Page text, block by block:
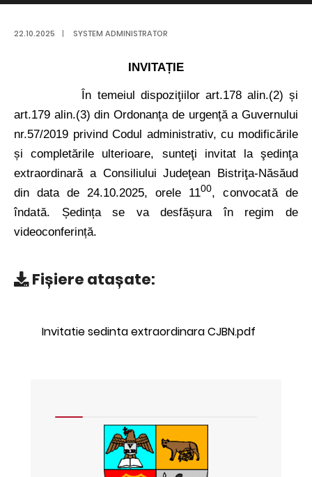
22.10.2025 | SYSTEM ADMINISTRATOR
INVITAȚIE
În temeiul dispoziţiilor art.178 alin.(2) și
art.179 alin.(3) din Ordonanţa de urgenţă a Guvernului
nr.57/2019 privind Codul administrativ, cu modificările
și completările ulterioare,
sunteţi invitat la şedinţa
extraordinară a Consiliului Judeţean Bistriţa-Năsăud
din data de 24.10.2025, orele 1100, convocată de
îndată. Ședința se va desfășura în regim de
videoconferință.
Fișiere atașate:
Invitatie sedinta extraordinara CJBN.pdf